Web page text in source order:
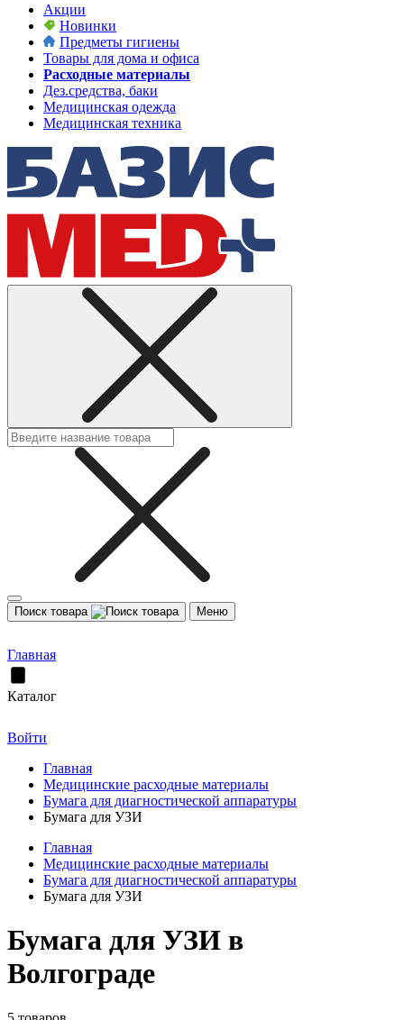
Акции
Новинки
Предметы гигиены
Товары для дома и офиса
Расходные материалы
Дез.средства, баки
Медицинская одежда
Медицинская техника
Поиск товара Меню
Главная
Каталог
Войти
Главная
Медицинские расходные материалы
Бумага для диагностической аппаратуры
Бумага для УЗИ
Главная
Медицинские расходные материалы
Бумага для диагностической аппаратуры
Бумага для УЗИ
Бумага для УЗИ в
Волгограде